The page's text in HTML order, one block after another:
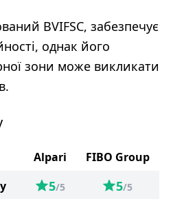
BVIFSC, забезпечує
однак його
зони може викликати
Alpari
FIBO Group
5/5 5/5